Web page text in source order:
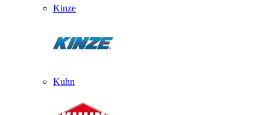
Kinze
Kuhn